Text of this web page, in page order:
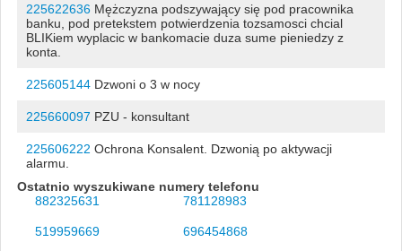
225622636Mężczyzna podszywający się pod pracownika
banku, pod pretekstem potwierdzenia tozsamosci chcial
BLIKiem wyplacic w bankomacie duza sume pieniedzy z
konta.
225605144Dzwoni o 3 w nocy
225660097 PZU - konsultant
225606222 Ochrona Konsalent. Dzwonią po aktywacji
alarmu.
Ostatnio wyszukiwane numery telefonu
882325631
781128983
519959669 696454868